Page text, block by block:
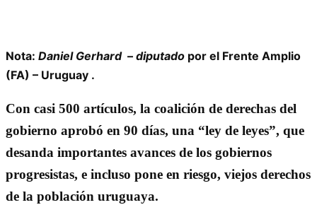
Nota: Daniel Gerhard– diputado por el Frente Amplio
(FA) – Uruguay .
Con casi 500 artículos, la coalición de derechas del
gobierno aprobó en 90 días, una “ley de leyes”, que
desanda importantes avances de los gobiernos
progresistas, e incluso pone en riesgo, viejos derechos
de la población uruguaya.